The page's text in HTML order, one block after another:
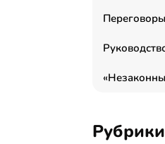
Рубрики